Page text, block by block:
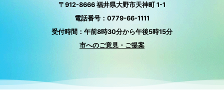
〒912-8666 福井県大野市天神町 1-1
電話番号：0779-66-1111
受付時間：午前8時30分から午後5時15分
市へのご意見・ご提案